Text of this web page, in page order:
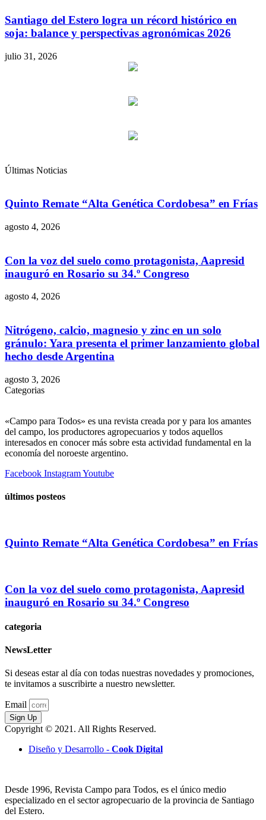
Santiago del Estero logra un récord histórico en
soja: balance y perspectivas agronómicas 2026
julio 31, 2026
Últimas Noticias
Quinto Remate “Alta Genética Cordobesa” en Frías
agosto 4, 2026
Con la voz del suelo como protagonista, Aapresid
inauguró en Rosario su 34.º Congreso
agosto 4, 2026
Nitrógeno, calcio, magnesio y zinc en un solo
gránulo: Yara presenta el primer lanzamiento global
hecho desde Argentina
agosto 3, 2026
Categorias
«Campo para Todos» es una revista creada por y para los amantes
del campo, los productores agropecuarios y todos aquellos
interesados en conocer más sobre esta actividad fundamental en la
economía del noroeste argentino.
Facebook InstagramYoutube
últimos posteos
Quinto Remate “Alta Genética Cordobesa” en Frías
Con la voz del suelo como protagonista, Aapresid
inauguró en Rosario su 34.º Congreso
categoria
NewsLetter
Si deseas estar al día con todas nuestras novedades y promociones,
te invitamos a suscribirte a nuestro newsletter.
Email
Sign Up
Copyright © 2021. All Rights Reserved.
Diseño y Desarrollo - Cook Digital
Desde 1996, Revista Campo para Todos, es el único medio
especializado en el sector agropecuario de la provincia de Santiago
del Estero.